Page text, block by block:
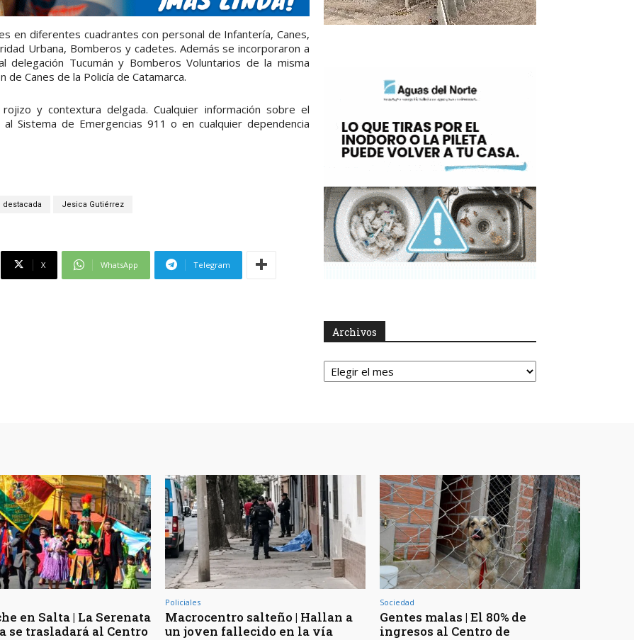
en diferentes cuadrantes con personal de Infantería, Canes,
Urbana, Bomberos y cadetes. Además se incorporaron a
Tucumán y Bomberos Voluntarios de la misma
Canes de la Policía de Catamarca.
y contextura delgada. Cualquier información sobre el
Sistema de Emergencias 911 o en cualquier dependencia
destacada Jesica Gutiérrez
X WhatsApp Telegram
Archivos
Archivos
en Salta | La Serenata
se trasladará al Centro
Policiales
Macrocentro salteño | Hallan a
un joven fallecido en la vía
Sociedad
Gentes malas | El 80% de
ingresos al Centro de